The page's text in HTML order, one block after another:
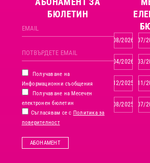
БЮЛЕТИН
Получаване на
Информационни съобщения
Получаване на Месечен
електронен бюлетин
Съгласявам се с Политика за
поверителност
АБОНАМЕНТ
08/2026 07/
04/2026 03/
12/2025 11/
08/2025 07/